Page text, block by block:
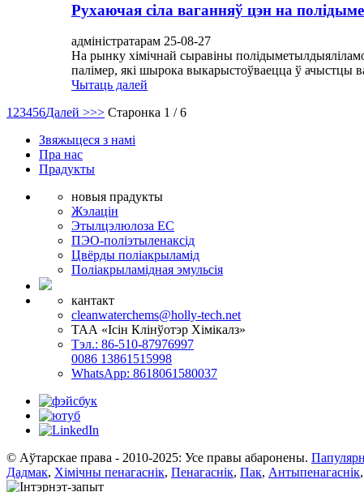
Рухаючая сіла ваганняў цэн на
адміністратарам 25-08-27
На рынку хімічнай сыравіны
палімер, які шырока выкарыстоўваецца ў ачыстцы
Чытаць далей
123456Далей >>> Старонка 1 / 6
Звяжыцеся з намі
Пра нас
Прадукты
новыя прадукты
Жэлацін
Этылцэлюлоза EC
ПЭО-поліэтыленаксід
Цвёрды поліакрыламід
Поліакрыламідная эмульсія
кантакт
cleanwaterchems@holly-tech.net
ТАА «Ісін Клінўотэр Хімікалз»
Тэл.: 86-510-87976997
0086 13861515998
WhatsApp: 8618061580037
© Аўтарскае права - 2010-2025: Усе правы абаронены.
Дадмак, Хімічны пенагаснік, Пенагаснік, Пак, Антыпенагаснік,